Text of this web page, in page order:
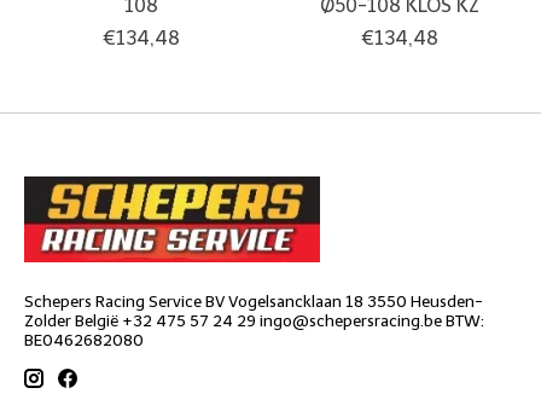
108
€134,48
Ø50-108 KLOS KZ
€134,48
Schepers Racing Service BV Vogelsancklaan 18 3550 Heusden-
Zolder België +32 475 57 24 29 ingo@schepersracing.beBTW:
BE0462682080